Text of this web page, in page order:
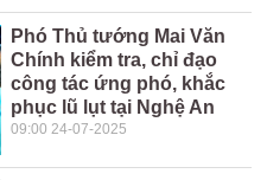
Phó Thủ tướng Mai Văn
Chính kiểm tra, chỉ đạo
công tác ứng phó, khắc
phục lũ lụt tại Nghệ An
09:00 24-07-2025